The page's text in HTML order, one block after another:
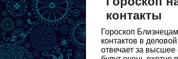
контакты
Гороскоп
контактов в
отвечает за